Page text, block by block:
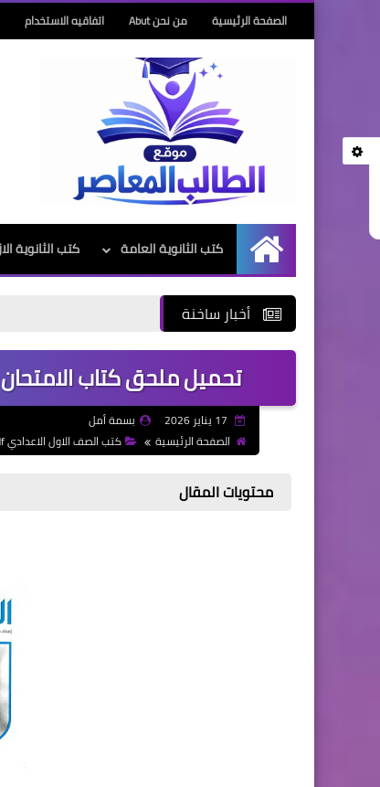
الصفحة الرئيسية من نحن Abut اتفاقيه الاستخدام
الرئيسية
كتب الثانوية العامة كتب الثانوية
أخبار ساخنة
تحميل ملحق كتاب الامتحان
بسمة أمل
الصفحة الرئيسية
كتب الصف الاول الاعدادي pdf
محتويات المقال